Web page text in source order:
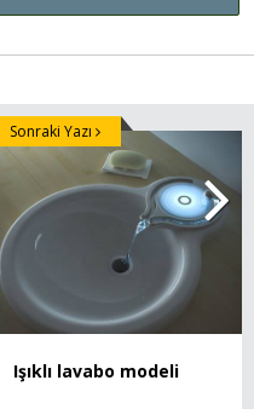
Işıklı lavabo modeli
Sonraki Yazı